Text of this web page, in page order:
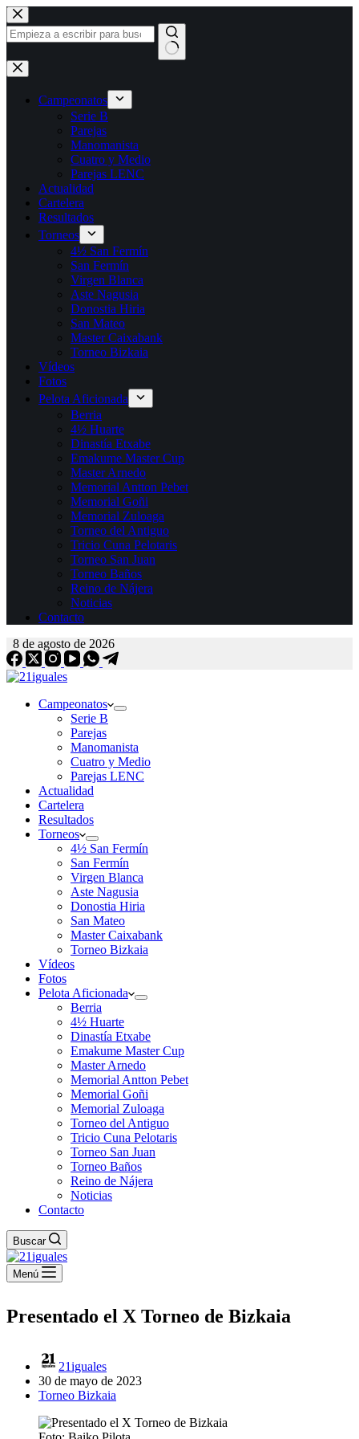
Saltar
al
contenido
Sin
resultados
Campeonatos
Serie B
Parejas
Manomanista
Cuatro y Medio
Parejas LENC
Actualidad
Cartelera
Resultados
Torneos
4½ San Fermín
San Fermín
Virgen Blanca
Aste Nagusia
Donostia Hiria
San Mateo
Master Caixabank
Torneo Bizkaia
Vídeos
Fotos
Pelota Aficionada
Berria
4½ Huarte
Dinastía Etxabe
Emakume Master Cup
Master Arnedo
Memorial Antton Pebet
Memorial Goñi
Memorial Zuloaga
Torneo del Antiguo
Tricio Cuna Pelotaris
Torneo San Juan
Torneo Baños
Reino de Nájera
Noticias
Contacto
8 de agosto de 2026
Campeonatos
Serie B
Parejas
Manomanista
Cuatro y Medio
Parejas LENC
Actualidad
Cartelera
Resultados
Torneos
4½ San Fermín
San Fermín
Virgen Blanca
Aste Nagusia
Donostia Hiria
San Mateo
Master Caixabank
Torneo Bizkaia
Vídeos
Fotos
Pelota Aficionada
Berria
4½ Huarte
Dinastía Etxabe
Emakume Master Cup
Master Arnedo
Memorial Antton Pebet
Memorial Goñi
Memorial Zuloaga
Torneo del Antiguo
Tricio Cuna Pelotaris
Torneo San Juan
Torneo Baños
Reino de Nájera
Noticias
Contacto
Buscar
Menú
Presentado el X Torneo de Bizkaia
21iguales
30 de mayo de 2023
Torneo Bizkaia